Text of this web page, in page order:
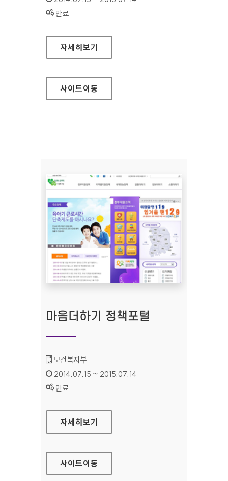
상태 :
만료
신한카드 개인
자세히보기
사이트이동
마음더하기 정책포털
기관명 :
보건복지부
인증기간 :
2014.07.15 ~ 2015.07.14
상태 :
만료
마음더하기 정책포털
자세히보기
사이트이동